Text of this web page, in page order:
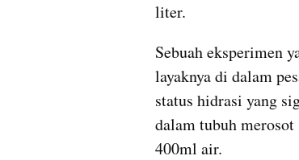
liter.
Sebuah eksperimen
layaknya di dalam
status hidrasi yang
dalam tubuh
400ml air.